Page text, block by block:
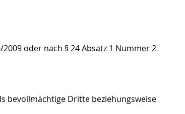
oder nach § 24 Absatz 1 Nummer 2
bevollmächtige Dritte beziehungsweise